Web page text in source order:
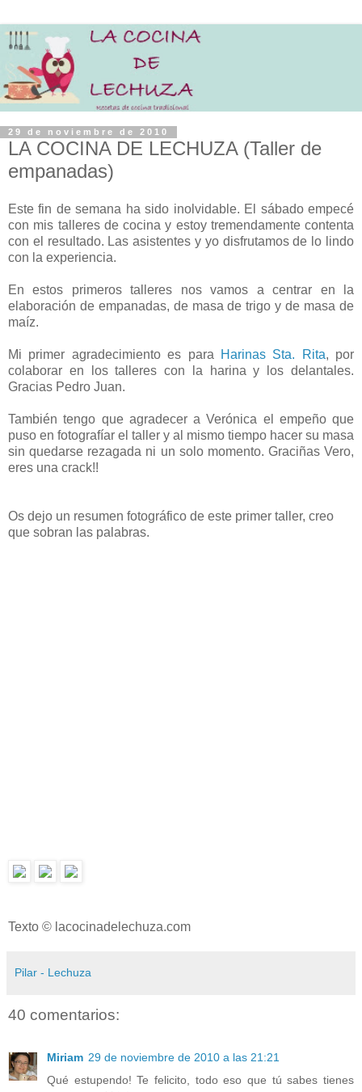
29 de noviembre de 2010
LA COCINA DE LECHUZA (Taller de
empanadas)
Este fin de semana ha sido inolvidable. El sábado empecé
con mis talleres de cocina y estoy tremendamente contenta
con el resultado. Las asistentes y yo disfrutamos de lo lindo
con la experiencia.
En estos primeros talleres nos vamos a centrar en la
elaboración de empanadas, de masa de trigo y de masa de
maíz.
Mi primer agradecimiento es para Harinas Sta. Rita, por
colaborar en los talleres con la harina y los delantales.
Gracias Pedro Juan.
También tengo que agradecer a Verónica el empeño que
puso en fotografíar el taller y al mismo tiempo hacer su masa
sin quedarse rezagada ni un solo momento. Graciñas Vero,
eres una crack!!
Os dejo un resumen fotográfico de este primer taller, creo
que sobran las palabras.
Texto © lacocinadelechuza.com
Pilar - Lechuza
40 comentarios:
Miriam 29 de noviembre de 2010 a las 21:21
Qué estupendo! Te felicito, todo eso que tú sabes tienes